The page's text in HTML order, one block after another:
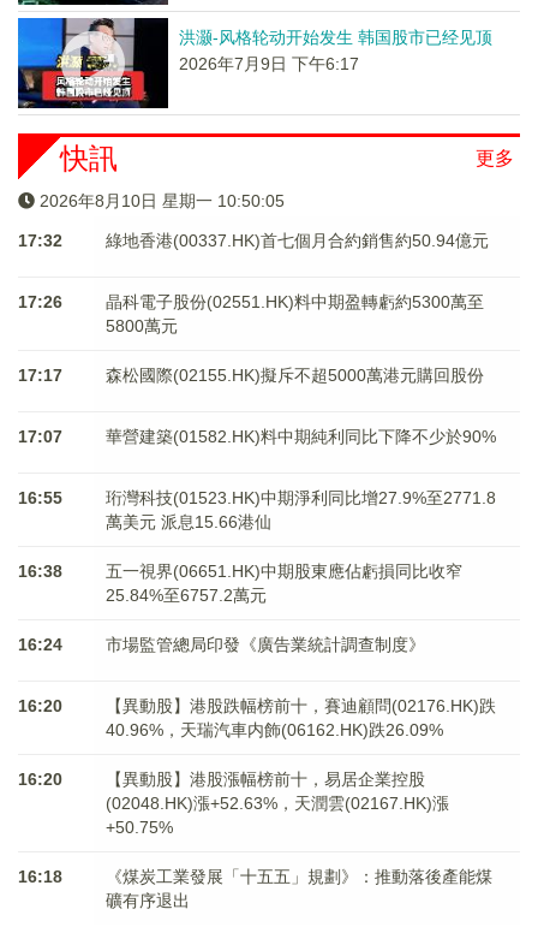
洪灏-风格轮动开始发生 韩国股市已经见顶
2026年7月9日 下午6:17
更多
快訊
2026年8月10日 星期一 10:50:05
17:32 綠地香港(00337.HK)首七個月合約銷售約50.94億元
17:26
晶科電子股份(02551.HK)料中期盈轉虧約5300萬至
5800萬元
17:17 森松國際(02155.HK)擬斥不超5000萬港元購回股份
17:07 華營建築(01582.HK)料中期純利同比下降不少於90%
16:55
珩灣科技(01523.HK)中期淨利同比增27.9%至2771.8
萬美元 派息15.66港仙
16:38
五一視界(06651.HK)中期股東應佔虧損同比收窄
25.84%至6757.2萬元
16:24 市場監管總局印發《廣告業統計調查制度》
16:20
【異動股】港股跌幅榜前十，賽迪顧問(02176.HK)跌
40.96%，天瑞汽車内飾(06162.HK)跌26.09%
16:20
【異動股】港股漲幅榜前十，易居企業控股
(02048.HK)漲+52.63%，天潤雲(02167.HK)漲
+50.75%
16:18
《煤炭工業發展「十五五」規劃》：推動落後產能煤
礦有序退出